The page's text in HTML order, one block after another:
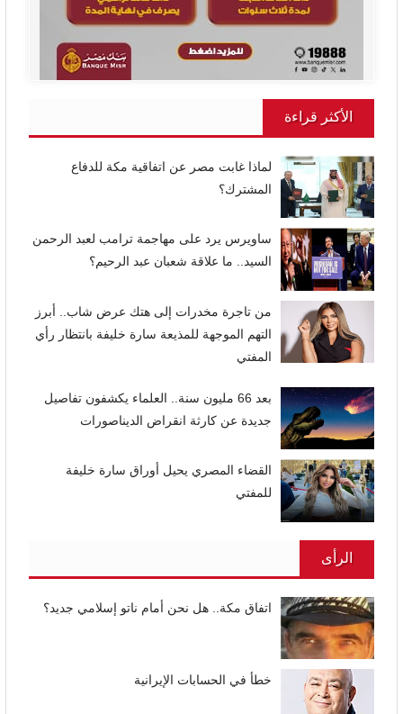
الأكثر قراءة
لماذا غابت مصر عن اتفاقية مكة للدفاع
المشترك؟
ساويرس يرد على مهاجمة ترامب لعبد الرحمن
السيد.. ما علاقة شعبان عبد الرحيم؟
من تاجرة مخدرات إلى هتك عرض شاب.. أبرز
التهم الموجهة للمذيعة سارة خليفة بانتظار رأي
المفتي
بعد 66 مليون سنة.. العلماء يكشفون تفاصيل
جديدة عن كارثة انقراض الديناصورات
القضاء المصري يحيل أوراق سارة خليفة
للمفتي
الرأى
اتفاق مكة.. هل نحن أمام ناتو إسلامي جديد؟
خطأ في الحسابات الإيرانية